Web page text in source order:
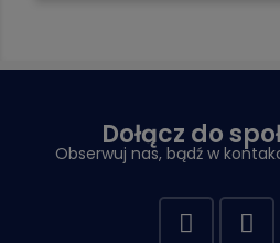
Dołącz do
Obserwuj nas, bądź w